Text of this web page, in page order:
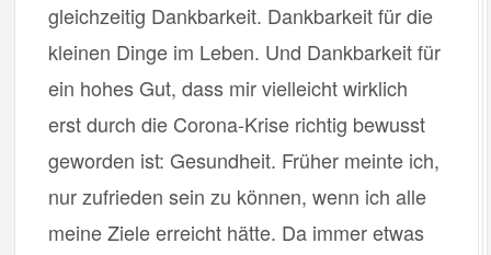
gleichzeitig Dankbarkeit. Dankbarkeit für die
kleinen Dinge im Leben. Und Dankbarkeit für
ein hohes Gut, dass mir vielleicht wirklich
erst durch die Corona-Krise richtig bewusst
geworden ist: Gesundheit. Früher meinte ich,
nur zufrieden sein zu können, wenn ich alle
meine Ziele erreicht hätte. Da immer etwas